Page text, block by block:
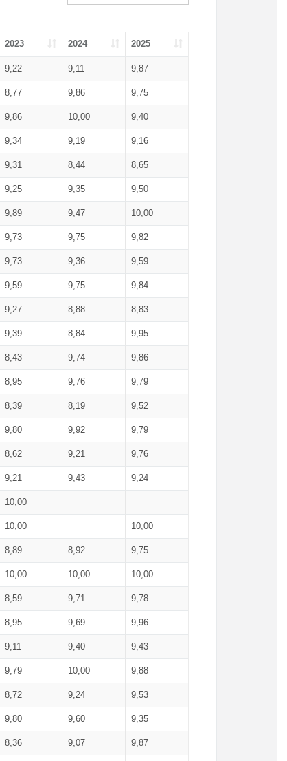
2023 2024 2025
9,22 9,11 9,87
8,77 9,86 9,75
9,86 10,00 9,40
9,34 9,19 9,16
9,31 8,44 8,65
9,25 9,35 9,50
9,89 9,47 10,00
9,73 9,75 9,82
9,73 9,36 9,59
9,59 9,75 9,84
9,27 8,88 8,83
9,39 8,84 9,95
8,43 9,74 9,86
8,95 9,76 9,79
8,39 8,19 9,52
9,80 9,92 9,79
8,62 9,21 9,76
9,21 9,43 9,24
10,00
10,00 10,00
8,89 8,92 9,75
10,00 10,00 10,00
8,59 9,71 9,78
8,95 9,69 9,96
9,11 9,40 9,43
9,79 10,00 9,88
8,72 9,24 9,53
9,80 9,60 9,35
8,36 9,07 9,87